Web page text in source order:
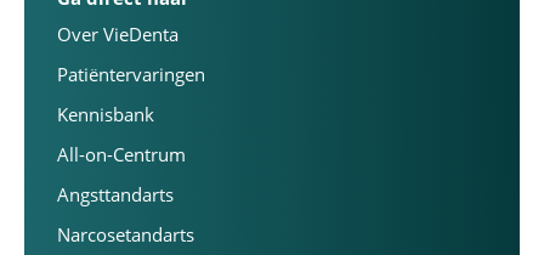
Over VieDenta
Patiëntervaringen
Kennisbank
All-on-Centrum
Angsttandarts
Narcosetandarts